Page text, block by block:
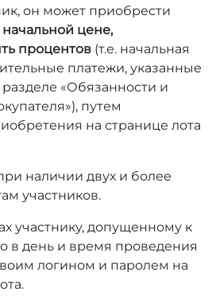
он может приобрести
начальной цене,
процентов (т.е. начальная
платежи, указанные
«Обязанности и
путем
на странице лота
наличии двух и более
участников.
участнику, допущенному к
в день и время проведения
логином и паролем на